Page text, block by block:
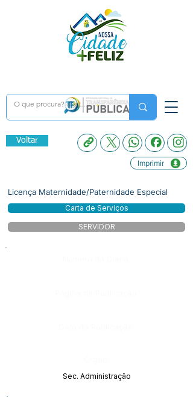
Voltar
Imprimir
Licença Maternidade/Paternidade Especial
Carta de Serviços
SERVIDOR
Sec. Administração